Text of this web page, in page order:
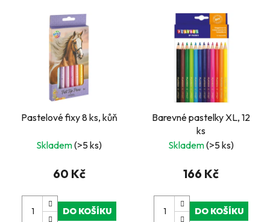
Pastelové fixy 8 ks, kůň
Skladem(>5 ks)
60 Kč
DO KOŠÍKU
Barevné pastelky XL, 12
ks
Skladem(>5 ks)
166 Kč
DO KOŠÍKU